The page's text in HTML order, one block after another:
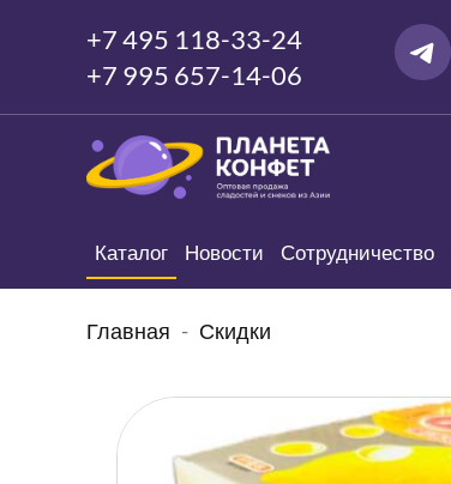
+7 495 118-33-24
+7 995 657-14-06
Каталог Новости Сотрудничество
Главная Скидки